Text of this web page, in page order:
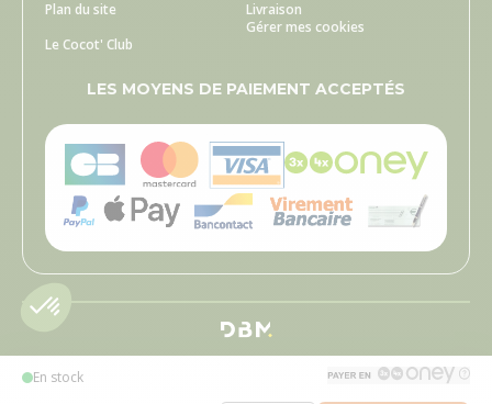
En stock
Plan du site
Le Cocot' Club
Livraison
Gérer mes cookies
LES MOYENS DE PAIEMENT ACCEPTÉS